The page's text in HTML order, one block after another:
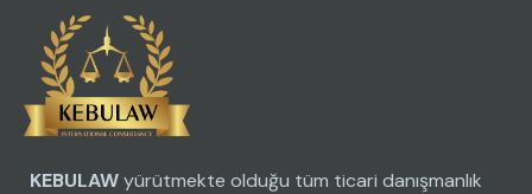
KEBULAWyürütmekte olduğu tüm ticari danışmanlık